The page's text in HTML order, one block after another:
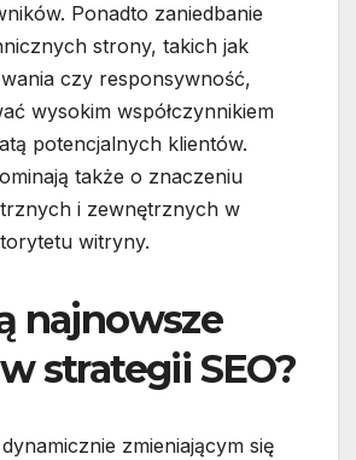
Ponadto zaniedbanie
strony, takich jak
czy responsywność,
wysokim współczynnikiem
potencjalnych klientów.
także o znaczeniu
i zewnętrznych w
witryny.
najnowsze
strategii SEO?
zmieniającym się